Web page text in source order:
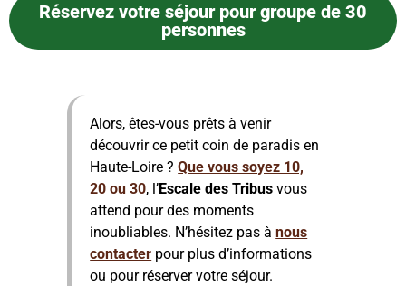
Réservez votre séjour pour groupe de 30
personnes
Alors, êtes-vous prêts à venir
découvrir ce petit coin de paradis en
Haute-Loire ?Que vous soyez 10,
20 ou 30, l’Escale des Tribus vous
attend pour des moments
inoubliables. N’hésitez pas ànous
contacter pour plus d’informations
ou pour réserver votre séjour.